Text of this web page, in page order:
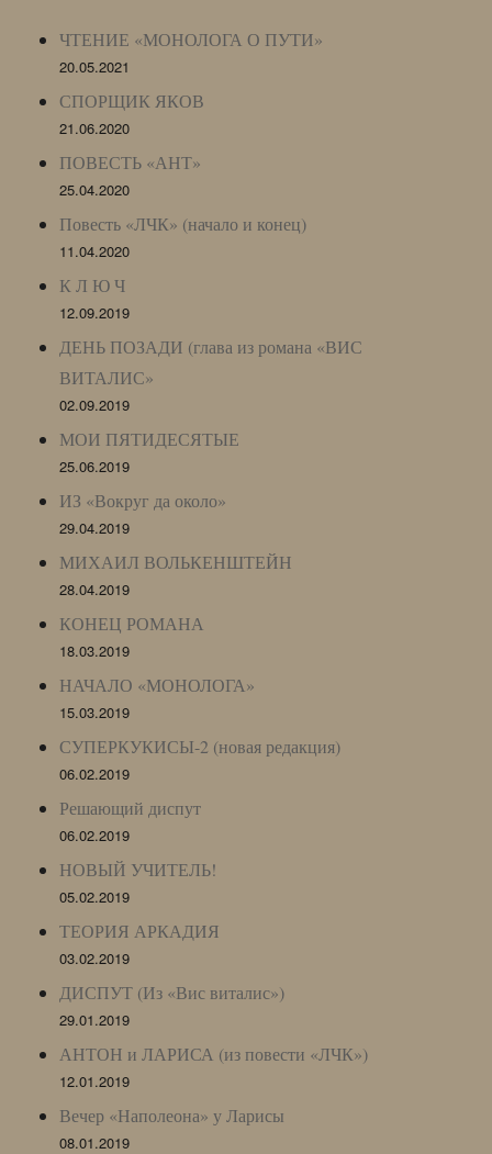
ЧТЕНИЕ «МОНОЛОГА О ПУТИ»
20.05.2021
СПОРЩИК ЯКОВ
21.06.2020
ПОВЕСТЬ «АНТ»
25.04.2020
Повесть «ЛЧК» (начало и конец)
11.04.2020
К Л Ю Ч
12.09.2019
ДЕНЬ ПОЗАДИ (глава из романа «ВИС
ВИТАЛИС»
02.09.2019
МОИ ПЯТИДЕСЯТЫЕ
25.06.2019
ИЗ «Вокруг да около»
29.04.2019
МИХАИЛ ВОЛЬКЕНШТЕЙН
28.04.2019
КОНЕЦ РОМАНА
18.03.2019
НАЧАЛО «МОНОЛОГА»
15.03.2019
СУПЕРКУКИСЫ-2 (новая редакция)
06.02.2019
Решающий диспут
06.02.2019
НОВЫЙ УЧИТЕЛЬ!
05.02.2019
ТЕОРИЯ АРКАДИЯ
03.02.2019
ДИСПУТ (Из «Вис виталис»)
29.01.2019
АНТОН и ЛАРИСА (из повести «ЛЧК»)
12.01.2019
Вечер «Наполеона» у Ларисы
08.01.2019